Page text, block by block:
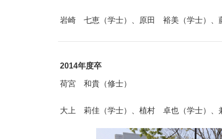
岩崎 七恵（学士）、原田 裕美（学士）、
2014年度卒
荷宮 和貴（修士）
大上 莉佳（学士） 、植村 卓也（学士）